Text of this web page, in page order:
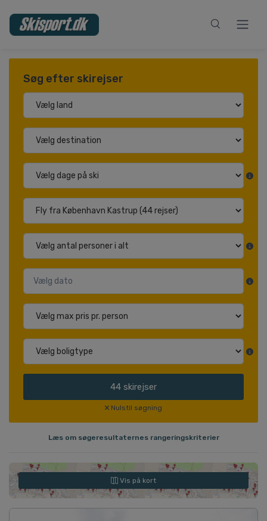
Søg efter skirejser
44 skirejser
Nulstil søgning
Læs om søgeresultaternes rangeringskriterier
Vis på kort